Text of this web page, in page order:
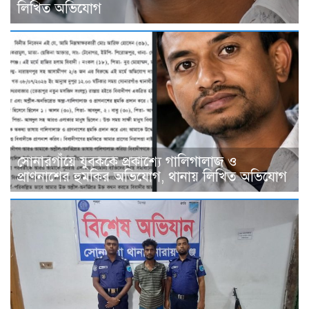
লিখিত অভিযোগ
সোনারগাঁয়ে যুবককে প্রকাশ্যে গালিগালাজ ও
প্রাণনাশের হুমকির অভিযোগ, থানায় লিখিত অভিযোগ